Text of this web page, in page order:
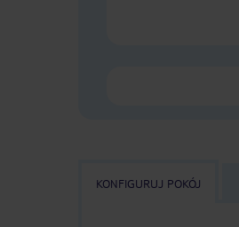
KONFIGURUJ POKÓJ